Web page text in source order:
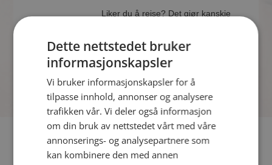
Liker du å reise? Det gjør kanskje
spennende fakta.
Fler single
Dette nettstedet bruker
informasjonskapsler
Vi bruker informasjonskapsler for å
tilpasse innhold, annonser og analysere
trafikken vår. Vi deler også informasjon
om din bruk av nettstedet vårt med våre
annonserings- og analysepartnere som
kan kombinere den med annen